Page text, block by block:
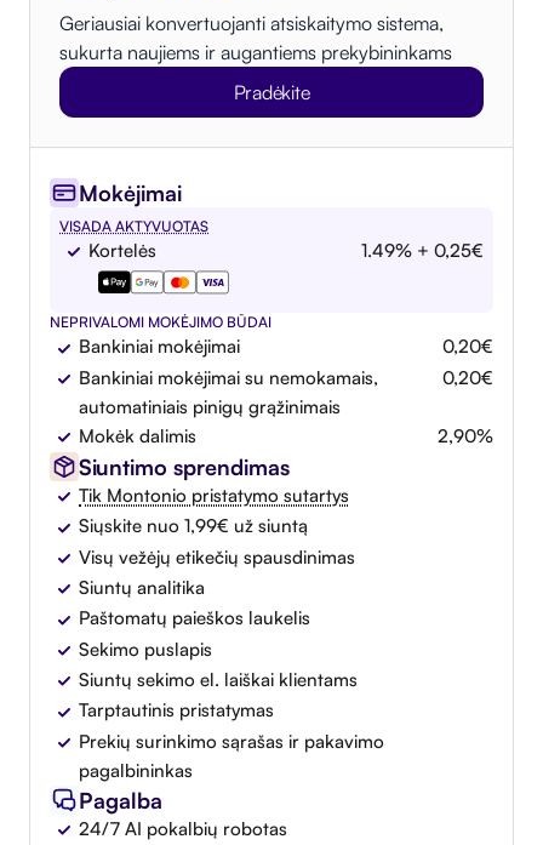
Geriausiai konvertuojanti atsiskaitymo sistema,
sukurta naujiems ir augantiems prekybininkams
Pradėkite
Mokėjimai
VISADA AKTYVUOTAS
Kortelės 1.49% + 0,25€
NEPRIVALOMI MOKĖJIMO BŪDAI
Bankiniai mokėjimai
0,20€
Bankiniai mokėjimai su nemokamais,
automatiniais pinigų grąžinimais
0,20€
Mokėk dalimis 2,90%
Siuntimo sprendimas
Tik Montonio pristatymo sutartys
Siųskite nuo 1,99€ už siuntą
Visų vežėjų etikečių spausdinimas
Siuntų analitika
Paštomatų paieškos laukelis
Sekimo puslapis
Siuntų sekimo el. laiškai klientams
Tarptautinis pristatymas
Prekių surinkimo sąrašas ir pakavimo
pagalbininkas
Pagalba
24/7 AI pokalbių robotas